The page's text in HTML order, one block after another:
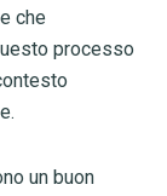
che
processo
un buon